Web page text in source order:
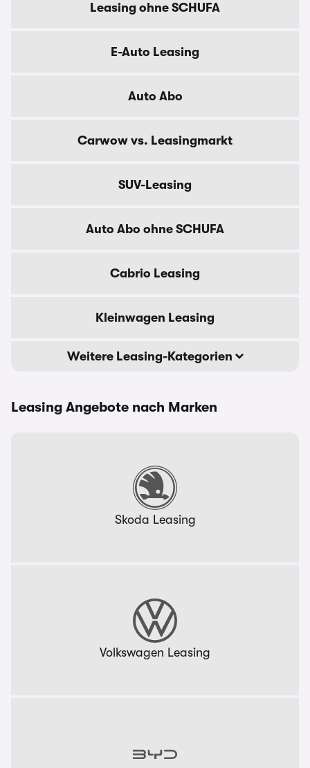
Leasing ohne SCHUFA
E-Auto Leasing
Auto Abo
Carwow vs. Leasingmarkt
SUV-Leasing
Auto Abo ohne SCHUFA
Cabrio Leasing
Kleinwagen Leasing
Weitere Leasing-Kategorien
Leasing Angebote nach Marken
Skoda Leasing
Volkswagen Leasing